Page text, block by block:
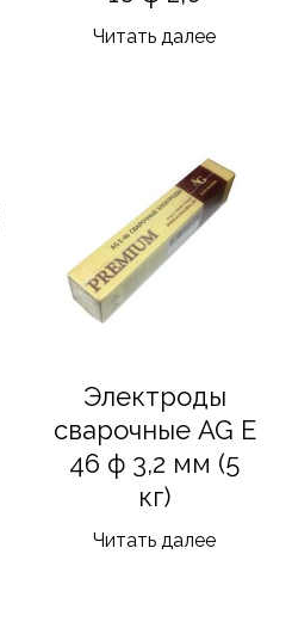
Читать далее
Электроды
сварочные AG E
46 ф 3,2 мм (5
кг)
Читать далее